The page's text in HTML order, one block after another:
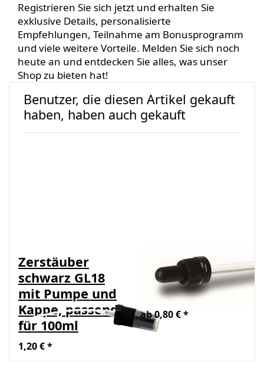
Registrieren Sie sich jetzt und erhalten Sie
exklusive Details, personalisierte
Empfehlungen, Teilnahme am Bonusprogramm
und viele weitere Vorteile. Melden Sie sich noch
heute an und entdecken Sie alles, was unser
Shop zu bieten hat!
Benutzer, die diesen Artikel gekauft
haben, haben auch gekauft
Zerstäuber
schwarz GL18
mit Pumpe und
Kappe, passend
für 100ml
1,20 € *
Pipette/
zu
Braunglasflasche
ab 0,80 € *